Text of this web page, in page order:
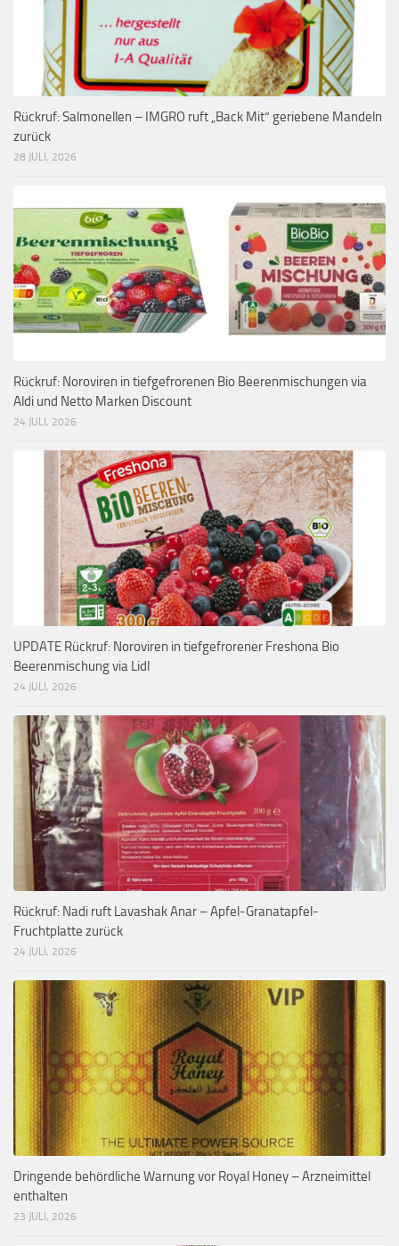
Rückruf: Salmonellen – IMGRO ruft „Back Mit“ geriebene Mandeln
zurück
28 JULI, 2026
Rückruf: Noroviren in tiefgefrorenen Bio Beerenmischungen via
Aldi und Netto Marken Discount
24 JULI, 2026
UPDATE Rückruf: Noroviren in tiefgefrorener Freshona Bio
Beerenmischung via Lidl
24 JULI, 2026
Rückruf: Nadi ruft Lavashak Anar – Apfel-Granatapfel-
Fruchtplatte zurück
24 JULI, 2026
Dringende behördliche Warnung vor Royal Honey – Arzneimittel
enthalten
23 JULI, 2026